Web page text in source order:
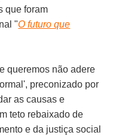
que foram
"O futuro que
queremos não adere
preconizado por
as causas e
teto rebaixado de
e da justiça social